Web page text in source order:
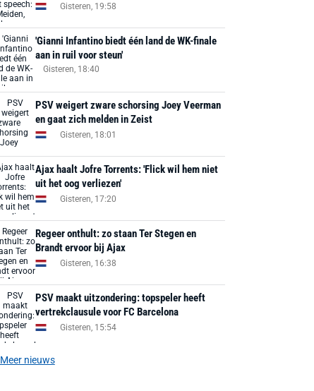
Gisteren, 19:58
'Gianni Infantino biedt één land de WK-finale
aan in ruil voor steun'
Gisteren, 18:40
PSV weigert zware schorsing Joey Veerman
en gaat zich melden in Zeist
Gisteren, 18:01
Ajax haalt Jofre Torrents: 'Flick wil hem niet
uit het oog verliezen'
Gisteren, 17:20
Regeer onthult: zo staan Ter Stegen en
Brandt ervoor bij Ajax
Gisteren, 16:38
PSV maakt uitzondering: topspeler heeft
vertrekclausule voor FC Barcelona
Gisteren, 15:54
Meer nieuws